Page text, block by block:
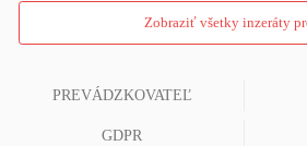
Zobraziť všetky inzeráty
PREVÁDZKOVATEĽ
GDPR